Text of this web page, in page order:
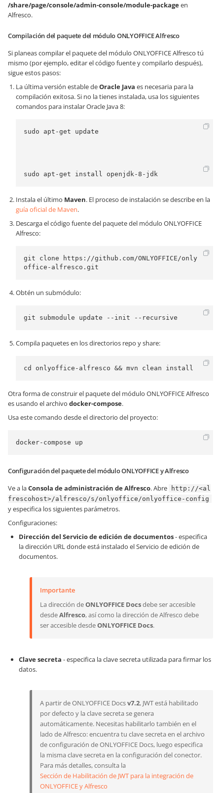
/share/page/console/admin-console/module-packageen
Alfresco.
Compilación del paquete del módulo ONLYOFFICE Alfresco
Si planeas compilar el paquete del módulo ONLYOFFICE Alfresco tú
mismo (por ejemplo, editar el código fuente y compilarlo después),
sigue estos pasos:
La última versión estable deOracle Java es necesaria para la
compilación exitosa. Si no la tienes instalada, usa los siguientes
comandos para instalar Oracle Java 8:
sudo apt-get update
sudo apt-get install openjdk-8-jdk
Instala el último Maven. El proceso de instalación se describe en la
guía oficial de Maven.
Descarga el código fuente del paquete del módulo ONLYOFFICE
Alfresco:
git clone https://github.com/ONLYOFFICE/only
office-alfresco.git
Obtén un submódulo:
git submodule update --init --recursive
Compila paquetes en los directorios repo y share:
cd onlyoffice-alfresco && mvn clean install
Otra forma de construir el paquete del módulo ONLYOFFICE Alfresco
es usando el archivo docker-compose.
Usa este comando desde el directorio del proyecto:
docker-compose up
Configuración del paquete del módulo ONLYOFFICE y Alfresco
Ve a laConsola de administración de Alfresco. Abre
http://<al
frescohost>/alfresco/s/onlyoffice/onlyoffice-config
y especifica los siguientes parámetros.
Configuraciones:
Dirección del Servicio de edición de documentos- especifica
la dirección URL donde está instalado el Servicio de edición de
documentos.
Importante
La dirección deONLYOFFICE Docsdebe ser accesible
desdeAlfresco, así como la dirección de Alfresco debe
ser accesible desdeONLYOFFICE Docs.
Clave secreta - especifica la clave secreta utilizada para firmar los
datos.
A partir de ONLYOFFICE Docsv7.2, JWT está habilitado
por defecto y la clave secreta se genera
automáticamente. Necesitas habilitarlo también en el
lado de Alfresco: encuentra tu clave secreta en el archivo
de configuración de ONLYOFFICE Docs, luego especifica
la misma clave secreta en la configuración del conector.
Para más detalles, consulta la
Sección de Habilitación de JWT para la integración de
ONLYOFFICE y Alfresco